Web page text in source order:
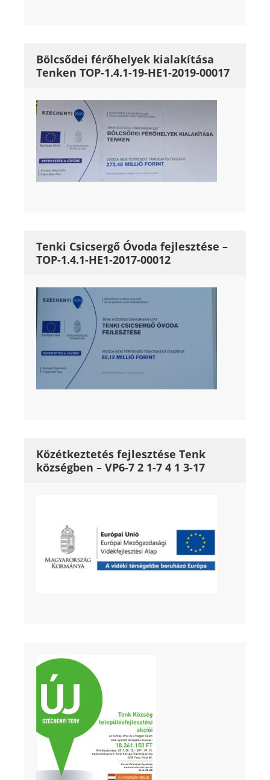
Bölcsődei férőhelyek kialakítása
Tenken TOP-1.4.1-19-HE1-2019-00017
Tenki Csicsergő Óvoda fejlesztése –
TOP-1.4.1-HE1-2017-00012
Közétkeztetés fejlesztése Tenk
községben – VP6-7 2 1-7 4 1 3-17